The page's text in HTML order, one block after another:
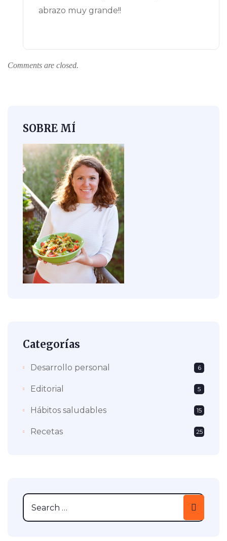
abrazo muy grande!!
Comments are closed.
SOBRE MÍ
Categorías
Desarrollo personal 6
Editorial 5
Hábitos saludables 15
Recetas 25